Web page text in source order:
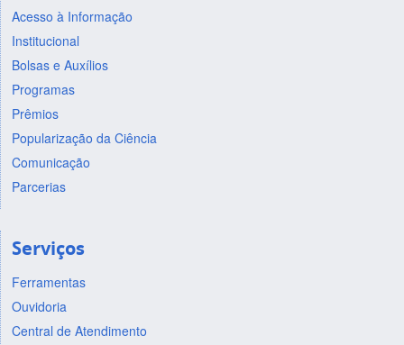
Acesso à Informação
Institucional
Bolsas e Auxílios
Programas
Prêmios
Popularização da Ciência
Comunicação
Parcerias
Serviços
Ferramentas
Ouvidoria
Central de Atendimento